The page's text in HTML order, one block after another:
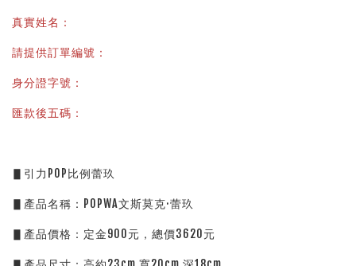
真實姓名：
請提供訂單編號：
身分證字號：
匯款後五碼：
▋引力POP比例蕾玖
▋產品名稱：POPWA文斯莫克·蕾玖
▋產品價格：定金900元，總價3620元